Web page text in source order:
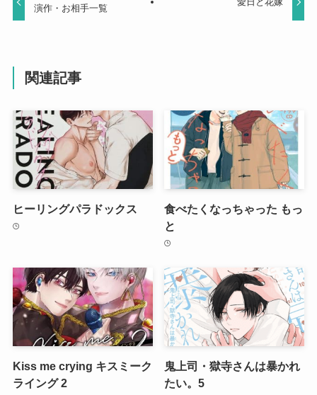
演作・お相手一覧
関連記事
ヒーリングパラドックス
食べたくなっちゃった もっ
と
Kiss me crying キスミーク
ライング 2
鬼上司・獄寺さんは暴かれ
たい。5